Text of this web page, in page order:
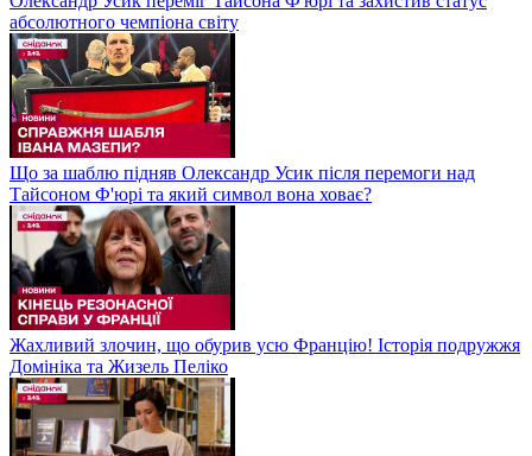
абсолютного чемпіона світу
Що за шаблю підняв Олександр Усик після перемоги над
Тайсоном Ф'юрі та який символ вона ховає?
Жахливий злочин, що обурив усю Францію! Історія подружжя
Домініка та Жизель Пеліко